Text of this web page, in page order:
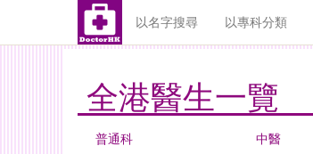
以名字搜尋 以專科分類
全港醫生一覽
普通科 中醫